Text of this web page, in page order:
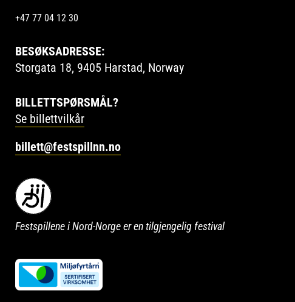
+47 77 04 12 30
BESØKSADRESSE:
Storgata 18, 9405 Harstad, Norway
BILLETTSPØRSMÅL?
Se billettvilkår
billett@festspillnn.no
Festspillene i Nord-Norge er en tilgjengelig festival